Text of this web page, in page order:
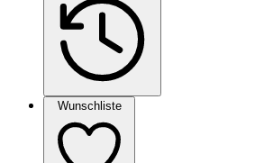
Wunschliste